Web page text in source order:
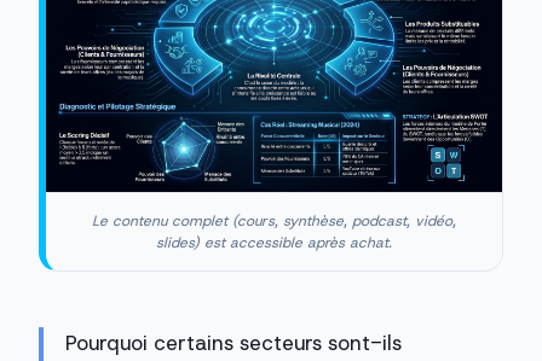
Le contenu complet (cours, synthèse, podcast, vidéo,
slides) est accessible après achat.
Pourquoi certains secteurs sont-ils